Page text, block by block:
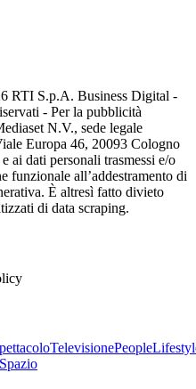
RTI S.p.A. Business Digital -
- Per la pubblicità
N.V., sede legale
Europa 46, 20093 Cologno
ai dati personali trasmessi e/o
funzionale all’addestramento di
È altresì fatto divieto
di data scraping.
TelevisionePeople
Spazio